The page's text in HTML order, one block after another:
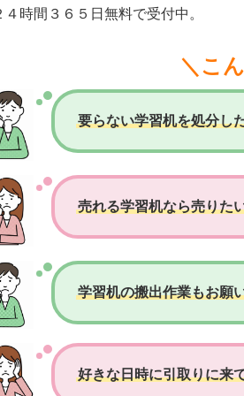
４時間３６５日無料で受付中。
＼こ
要らない学習机を処分し
売れる学習机なら売りた
学習机の搬出作業もお願
好きな日時に引取りに来